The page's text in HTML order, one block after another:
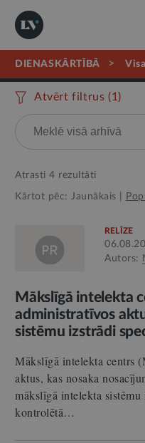
DIENASKĀRTĪBĀ >
Atvērt filtrus (1 )
Atrasti 4 rezultāti
Kārtot pēc: Jaunākais
RELĪZE
Autors:
Mākslīgā intelekta
administratīvos
sistēmu izstrādi
Mākslīgā intelekta centrs
aktus, kas nosaka
mākslīgā intelekta
kontrolētā…